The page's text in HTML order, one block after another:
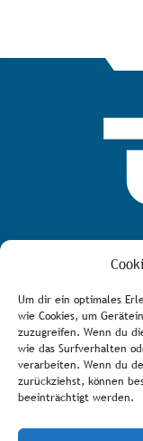
Um dir ein optimales
wie Cookies, um
zuzugreifen. Wenn du
wie das Surfverhalten
verarbeiten. Wenn du
zurückziehst, können
beeinträchtigt werden.
MEHR